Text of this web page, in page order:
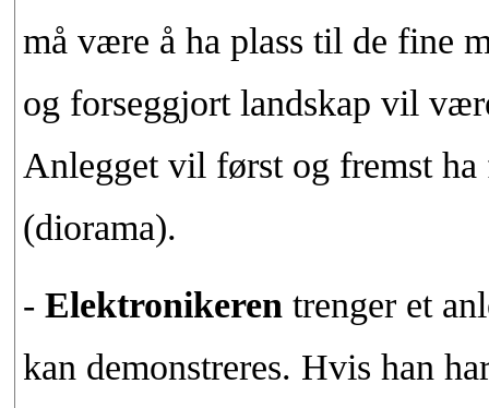
må være å ha plass til de fine
og forseggjort landskap vil
Anlegget vil først og fremst
(diorama).
- Elektronikerentrenger et
kan demonstreres. Hvis han